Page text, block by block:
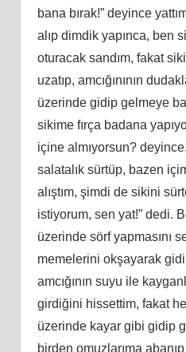
bana bırak!” deyince
alıp dimdik yapınca, ben
oturacak sandım, fakat
uzatıp, amcığınının
üzerinde gidip gelmeye
sikime fırça badana
içine almıyorsun?
salatalık sürtüp, bazen
alıştım, şimdi de sikini
istiyorum, sen yat!” dedi.
üzerinde sörf yapmasını
memelerini okşayarak
amcığının suyu ile
girdiğini hissettim, fakat
üzerinde kayar gibi gidip
birden omuzlarıma